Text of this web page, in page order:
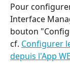
Pour
Interface
bouton
cf. Configurer
depuis l'App